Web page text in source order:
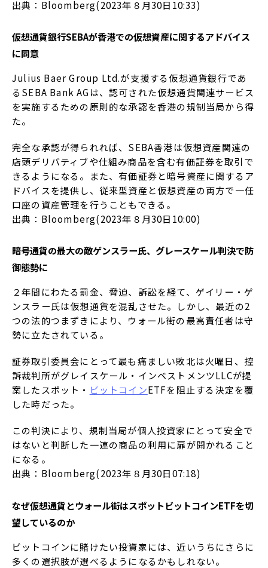
出典：Bloomberg(2023年８月30日10:33)
仮想通貨銀行SEBAが香港での仮想資産に関するアドバイス
に同意
Julius Baer Group Ltd.が支援する仮想通貨銀行であ
るSEBA Bank AGは、認可された仮想通貨関連サービス
を実施するための原則的な承認を香港の規制当局から得
た。
完全な承認が得られれば、SEBA香港は仮想資産関連の
店頭デリバティブや仕組み商品を含む有価証券を取引で
きるようになる。また、有価証券と暗号資産に関するア
ドバイスを提供し、従来型資産と仮想資産の両方で一任
口座の資産管理を行うこともできる。
出典：Bloomberg(2023年８月30日10:00)
暗号通貨の最大の敵ゲンスラー氏、グレースケール判決で防
御態勢に
２年間にわたる罰金、脅迫、訴訟を経て、ゲイリー・ゲ
ンスラー氏は仮想通貨を混乱させた。しかし、最近の2
つの法的つまずきにより、ウォール街の最高責任者は守
勢に立たされている。
証券取引委員会にとって最も痛ましい敗北は火曜日、控
訴裁判所がグレイスケール・インベストメンツLLCが提
案したスポット・ ビットコインETFを阻止する決定を覆
した時だった。
この判決により、規制当局が個人投資家にとって安全で
はないと判断した一連の商品の利用に扉が開かれること
になる。
出典：Bloomberg(2023年８月30日07:18)
なぜ仮想通貨とウォール街はスポットビットコインETFを切
望しているのか
ビットコインに賭けたい投資家には、近いうちにさらに
多くの選択肢が選べるようになるかもしれない。